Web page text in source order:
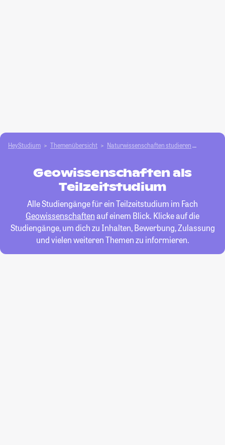
HeyStudium Themenübersicht Natur­wissenschaften studieren
Geowissenschaften als
Teilzeitstudium
Alle Studiengänge für ein Teilzeitstudium im Fach
Geowissenschaftenauf einem Blick. Klicke auf die
Studiengänge, um dich zu Inhalten, Bewerbung, Zulassung
und vielen weiteren Themen zu informieren.